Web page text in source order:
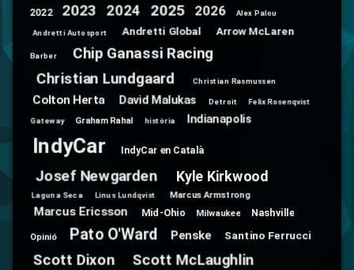
2022 2023 2024 2025 2026 Alex Palou
Andretti Autosport Andretti Global Arrow McLaren
Barber
Chip Ganassi Racing
Christian Lundgaard
Christian Rasmussen
Colton Herta David Malukas Detroit Felix Rosenqvist
Gateway Graham Rahal història Indianapolis
IndyCar IndyCar en Català
Josef Newgarden Kyle Kirkwood
Laguna Seca Linus Lundqvist Marcus Armstrong
Marcus Ericsson Mid-Ohio Milwaukee Nashville
Opinió Pato O'Ward Penske Santino Ferrucci
Scott Dixon Scott McLaughlin